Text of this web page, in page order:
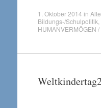
1. Oktober 2014 in
Bildungs-/Schulpolitik
HUMANVERMÖGEN